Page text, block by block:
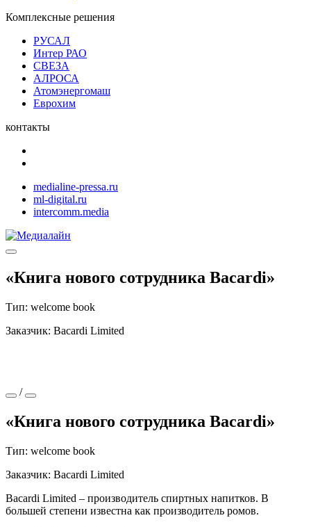
Комплексные решения
РУСАЛ
Интер РАО
СВЕЗА
АЛРОСА
Атомэнергомаш
Еврохим
контакты
medialine-pressa.ru
ml-digital.ru
intercomm.media
«Книга нового сотрудника Bacardi»
Тип: welcome book
Заказчик: Bacardi Limited
/
«Книга нового сотрудника Bacardi»
Тип: welcome book
Заказчик: Bacardi Limited
Bacardi Limited – производитель спиртных напитков. В
большей степени известна как производитель ромов.